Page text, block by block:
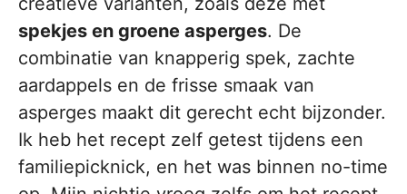
spekjes en groene asperges. De
combinatie van knapperig spek, zachte
aardappels en de frisse smaak van
asperges maakt dit gerecht echt bijzonder.
Ik heb het recept zelf getest tijdens een
familiepicknick, en het was binnen no-time